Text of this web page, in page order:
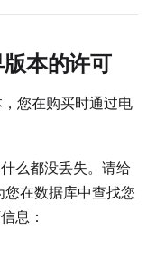
本的许可
您在购买时通过电
么都没丢失。请给
您在数据库中查找您
息：